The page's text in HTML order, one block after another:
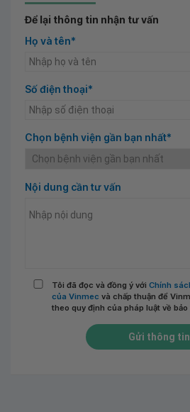
Để lại thông tin nhận tư vấn
Họ và tên*
Số điện thoại*
Chọn bệnh viện gần bạn nhất*
Nội dung cần tư vấn
Tôi đã đọc và đồng ý với Chính
của Vinmec và chấp thuận để
theo quy định của pháp luật về bảo
Gửi thông tin